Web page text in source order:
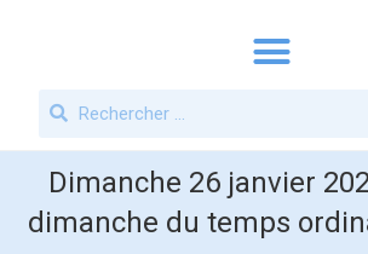
Dimanche 26 janvier
dimanche du temps